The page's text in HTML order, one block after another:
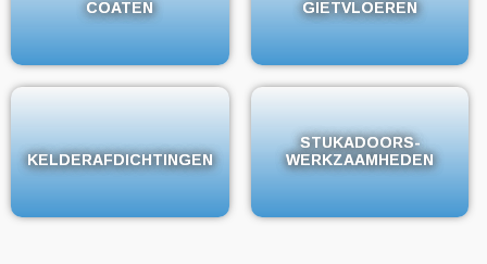
COATEN
COATEN
GIETVLOEREN
GIETVLOEREN
KELDERAFDICHTINGEN
KELDERAFDICHTINGEN
STUKADOORS-
WERKZAAMHEDEN
STUKADOORS-
WERKZAAMHEDEN